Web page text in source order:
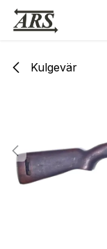
Hoppa till innehåll
Kulgevär